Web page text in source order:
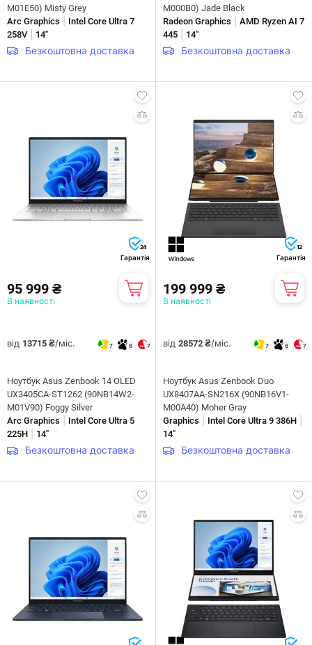
M01E50) Misty Grey
Arc Graphics
Intel Core Ultra 7
258V| 14"
Безкоштовна доставка
M000B0) Jade Black
Radeon Graphics
AMD Ryzen AI 7
445
14"
Безкоштовна доставка
24
Гарантія
95 999 ₴
В наявності
від 13715 ₴/міс. 7 6 7
Ноутбук Asus Zenbook 14 OLED
UX3405CA-ST1262 (90NB14W2-
M01V90) Foggy Silver
Arc Graphics
Intel Core Ultra 5
225H
14"
Безкоштовна доставка
12
Гарантія
199 999 ₴
В наявності
від 28572 ₴/міс. 7 6 7
Ноутбук Asus Zenbook Duo
UX8407AA-SN216X (90NB16V1-
M00A40) Moher Gray
Graphics
Intel Core Ultra 9 386H
14"
Безкоштовна доставка